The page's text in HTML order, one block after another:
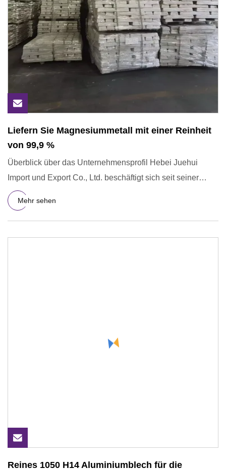
Liefern Sie Magnesiummetall mit einer Reinheit
von 99,9 %
Überblick über das Unternehmensprofil Hebei Juehui
Import und Export Co., Ltd. beschäftigt sich seit seiner
Gründung im
Mehr sehen
Reines 1050 H14 Aluminiumblech für die